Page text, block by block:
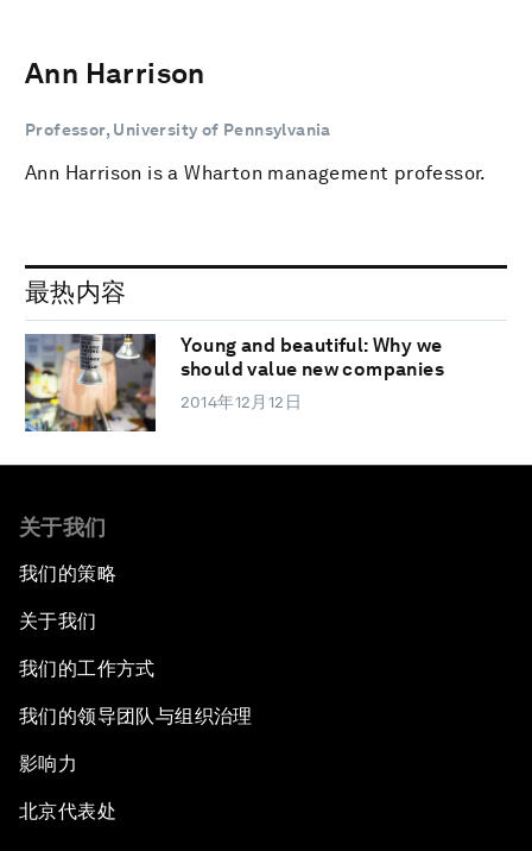
Ann Harrison
Professor, University of Pennsylvania
Ann Harrison is a Wharton management professor.
最热内容
Young and beautiful: Why we
should value new companies
2014年12月12日
关于我们
我们的策略
关于我们
我们的工作方式
我们的领导团队与组织治理
影响力
北京代表处